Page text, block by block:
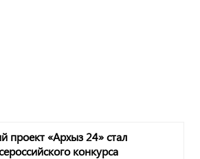
проект «Архыз 24» стал
конкурса